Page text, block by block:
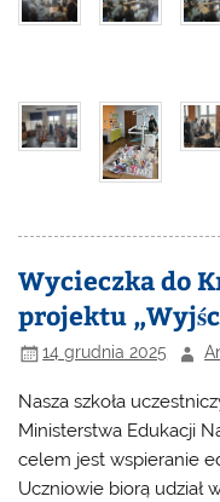
Wycieczka do
projektu
14 grudnia 2025
Nasza szkoła
Ministerstwa Edukacji
celem jest wspieranie
Uczniowie biorą udział